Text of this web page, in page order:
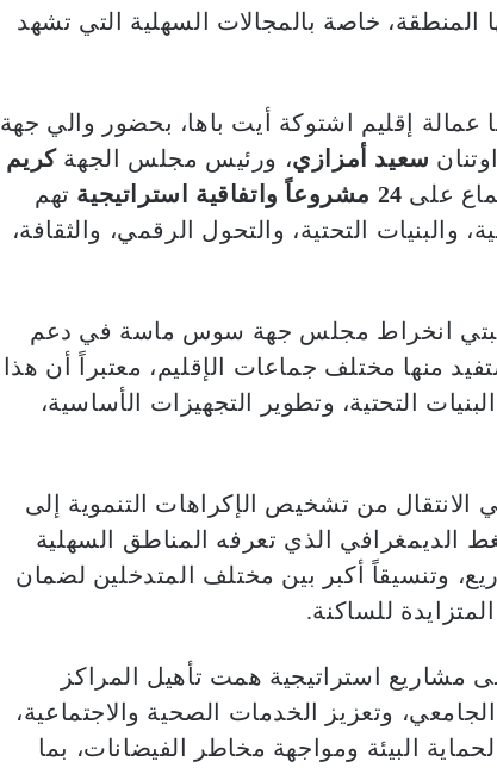
المنطقة، خاصة بالمجالات السهلية التي تشهد
عمالة إقليم اشتوكة أيت باها، بحضور والي جهة
سعيد أمزازي، ورئيس مجلس الجهةكريم
على 24 مشروعاً واتفاقية استراتيجية
تهم
والبنيات التحتية، والتحول الرقمي، والثقافة،
انخراط مجلس جهة سوس ماسة في دعم
منها مختلف جماعات الإقليم، معتبراً أن هذا
التحتية، وتطوير التجهيزات الأساسية،
الانتقال من تشخيص الإكراهات التنموية إلى
الديمغرافي الذي تعرفه المناطق السهلية
وتنسيقاً أكبر بين مختلف المتدخلين لضمان
للساكنة.
استراتيجية همت تأهيل المراكز
وتعزيز الخدمات الصحية والاجتماعية،
البيئة ومواجهة مخاطر الفيضانات، بما